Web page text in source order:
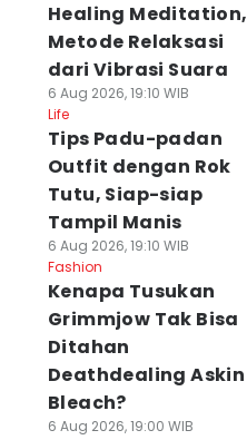
Healing Meditation,
Metode Relaksasi
dari Vibrasi Suara
6 Aug 2026, 19:10 WIB
Life
Tips Padu-padan
Outfit dengan Rok
Tutu, Siap-siap
Tampil Manis
6 Aug 2026, 19:10 WIB
Fashion
Kenapa Tusukan
Grimmjow Tak Bisa
Ditahan
Deathdealing Askin
Bleach?
6 Aug 2026, 19:00 WIB